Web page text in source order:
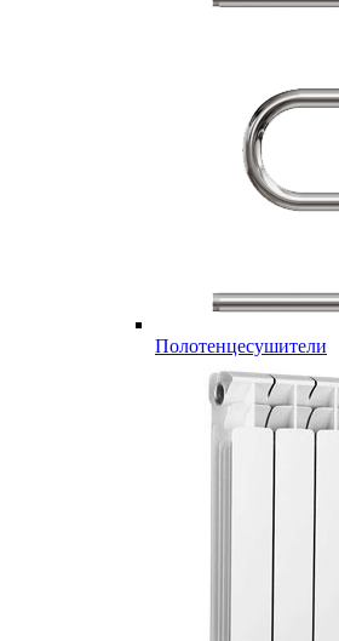
Полотенцесушители